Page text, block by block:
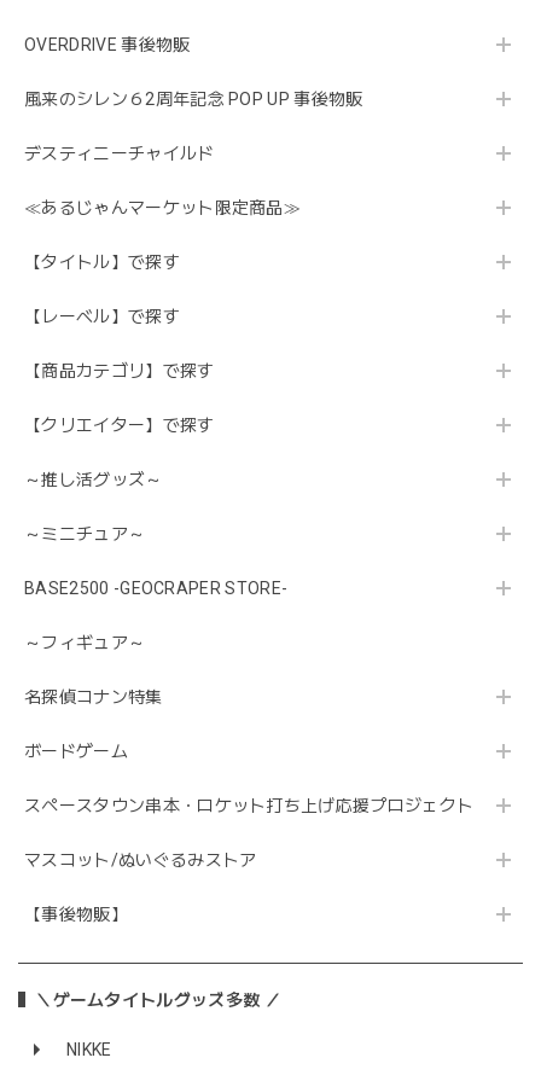
OVERDRIVE 事後物販
風来のシレン６2周年記念 POP UP 事後物販
デスティニーチャイルド
≪あるじゃんマーケット限定商品≫
【タイトル】で探す
【レーベル】で探す
【商品カテゴリ】で探す
【クリエイター】で探す
～推し活グッズ～
～ミニチュア～
BASE2500 -GEOCRAPER STORE-
～フィギュア～
名探偵コナン特集
ボードゲーム
スペースタウン串本・ロケット打ち上げ応援プロジェクト
マスコット/ぬいぐるみストア
【事後物販】
＼ゲームタイトルグッズ多数 ／
NIKKE